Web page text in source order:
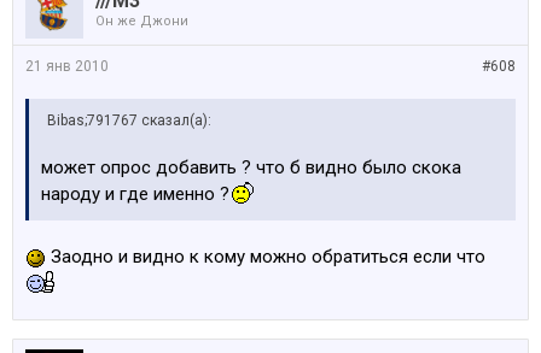
Он же Джони
#608
21 янв 2010
Bibas;791767 сказал(а):
может опрос добавить ? что б видно было скока
народу и где именно ?
Заодно и видно к кому можно обратиться если что